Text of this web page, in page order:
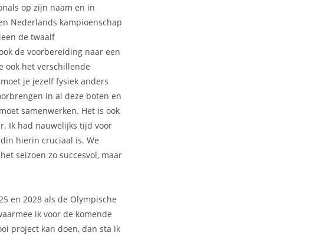
op zijn naam en in
Nederlands kampioenschap
de twaalf
de voorbereiding naar een
ook het verschillende
je jezelf fysiek anders
in al deze boten en
samenwerken. Het is ook
Ik had nauwelijks tijd voor
hierin cruciaal is. We
seizoen zo succesvol, maar
en 2028 als de Olympische
ik voor de komende
project kan doen, dan sta ik